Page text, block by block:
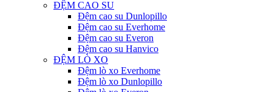
ĐỆM CAO SU
Đệm cao su Dunlopillo
Đệm cao su Everhome
Đệm cao su Everon
Đệm cao su Hanvico
ĐỆM LÒ XO
Đệm lò xo Everhome
Đệm lò xo Dunlopillo